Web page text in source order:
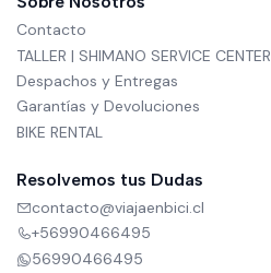
Contacto
TALLER | SHIMANO SERVICE CENTER
Despachos y Entregas
Garantías y Devoluciones
BIKE RENTAL
Resolvemos tus Dudas
contacto@viajaenbici.cl
+56990466495
56990466495